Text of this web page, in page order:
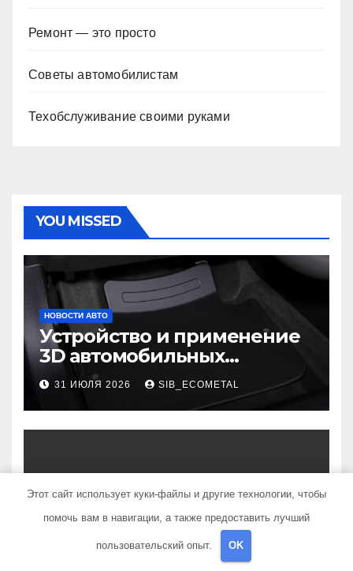
Ремонт — это просто
Советы автомобилистам
Техобслуживание своими руками
YOU MISSED
НОВОСТИ АВТО
Устройство и применение
3D автомобильных
ковриков
31 ИЮЛЯ 2026 SIB_ECOMETAL
НОВОСТИ АВТО
Основные этапы
возведения гаража
SIB_ECOMETAL
Этот сайт использует куки-файлы и другие технологии, чтобы
помочь вам в навигации, а также предоставить лучший
пользовательский опыт. OK